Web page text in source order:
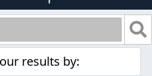
results by: